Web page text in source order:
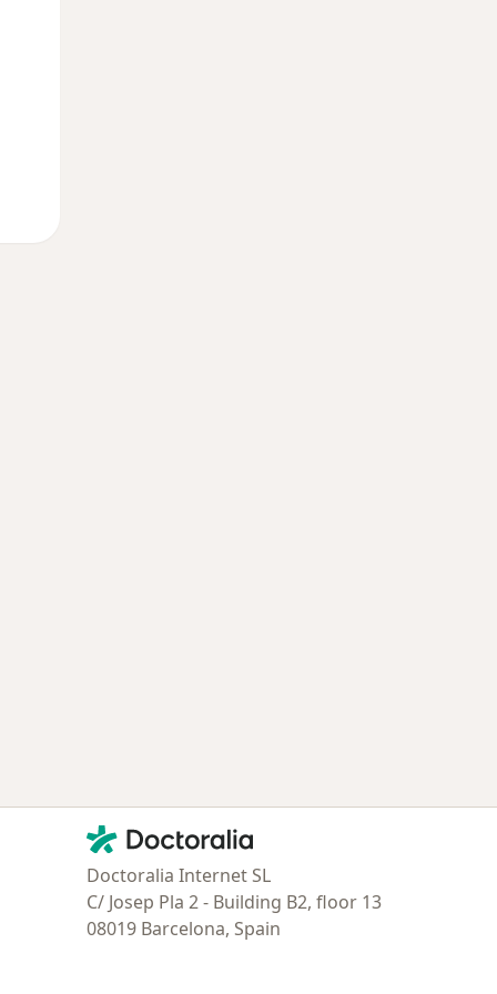
Contacto
Doctoralia - Página de inicio
Doctoralia Internet SL
C/ Josep Pla 2 - Building B2, floor 13
08019 Barcelona, Spain